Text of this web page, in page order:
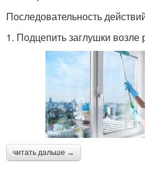
Последовательность
1. Подцепить заглушки возле
читать дальше →